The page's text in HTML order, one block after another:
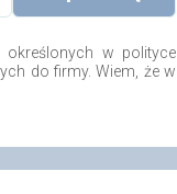
w polityce
do firmy. Wiem, że w